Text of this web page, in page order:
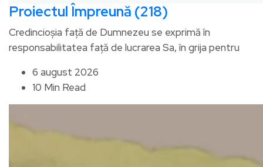
Proiectul Împreună (218)
Credincioșia față de Dumnezeu se exprimă în
responsabilitatea față de lucrarea Sa, în grija pentru
6 august 2026
10 Min Read